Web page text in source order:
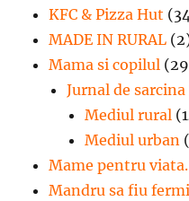
KFC & Pizza Hut
MADE IN RURAL
Mama si copilul
Jurnal de sarcina
Mediul rural
Mediul urban
Mame pentru
Mandru sa fiu